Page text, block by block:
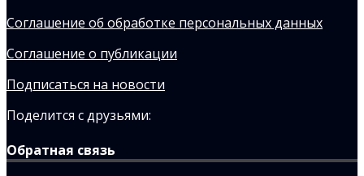
Соглашение об обработке персональных данных
Соглашение о публикации
Подписаться на новости
Поделится с друзьями:
Обратная связь